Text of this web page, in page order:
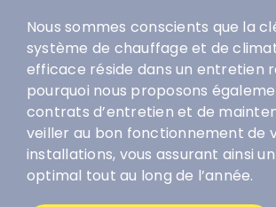
Nous sommes conscients que la
système de chauffage et de
efficace réside dans un entretien
pourquoi nous proposons
contrats d’entretien et de
veiller au bon fonctionnement de
installations, vous assurant ainsi
optimal tout au long de l’année.